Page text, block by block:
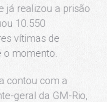
já realizou a prisão
10.550
vítimas de
o momento.
contou com a
geral da GM-Rio,